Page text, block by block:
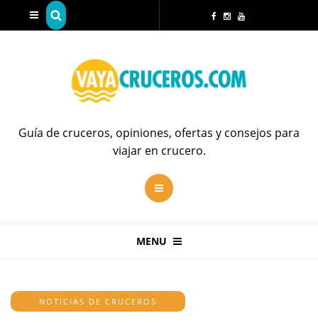
Guía de cruceros, opiniones, ofertas y consejos para
viajar en crucero.
MENU
NOTICIAS DE CRUCEROS